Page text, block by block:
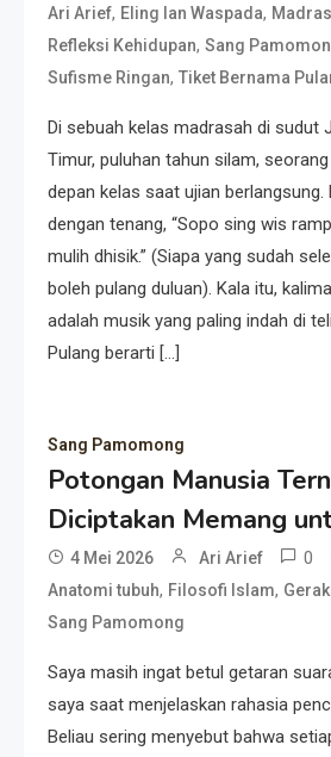
Ari Arief, Eling lan Waspada,
Refleksi Kehidupan, Sang
Sufisme Ringan, Tiket Bernama
Di sebuah kelas madrasah di sudut
Timur, puluhan tahun silam,
depan kelas saat ujian berlangsung.
dengan tenang, “Sopo sing wis
mulih dhisik.” (Siapa yang sudah
boleh pulang duluan). Kala itu,
adalah musik yang paling indah di
Pulang berarti […]
Sang Pamomong
Potongan Manusia
Diciptakan Memang
4 Mei 2026 Ari Arief 0
Anatomi tubuh, Filosofi Islam,
Sang Pamomong
Saya masih ingat betul getaran
saya saat menjelaskan rahasia
Beliau sering menyebut bahwa